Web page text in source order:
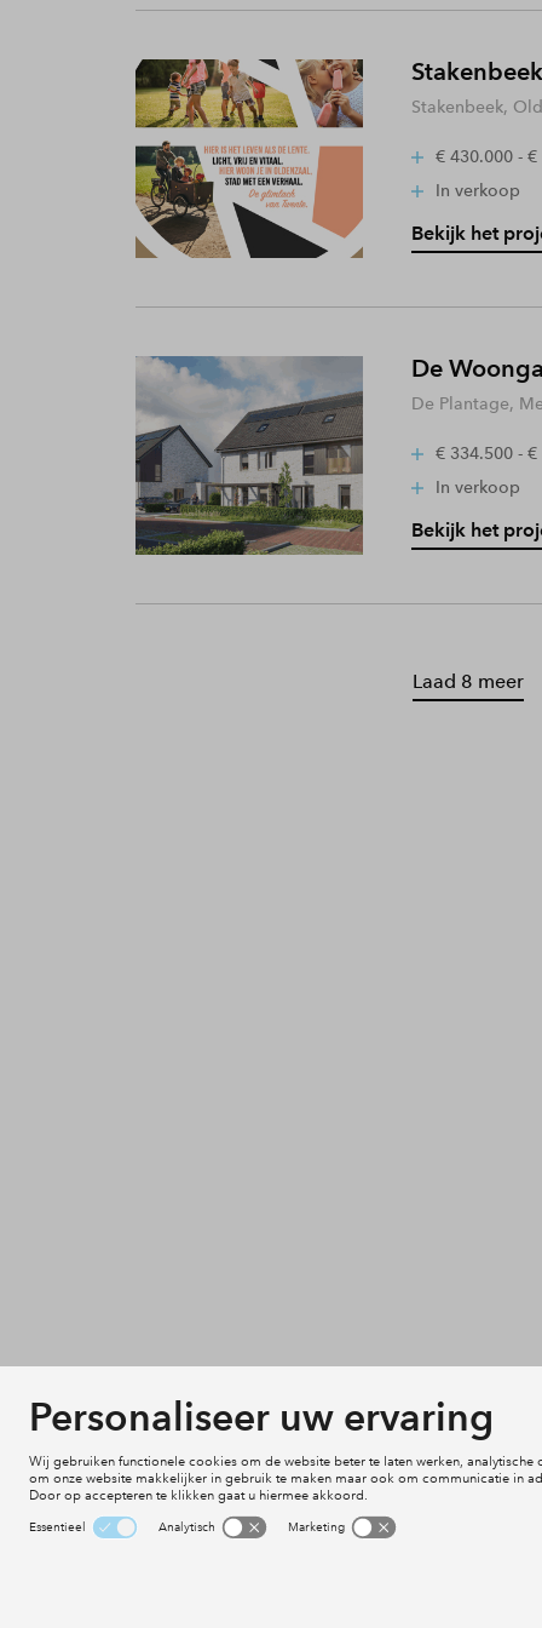
Stakenbeek,
€ 430.000 -
In verkoop
Bekijk het
De
De Plantage,
€ 334.500 -
In verkoop
Bekijk het
Laad 8 meer